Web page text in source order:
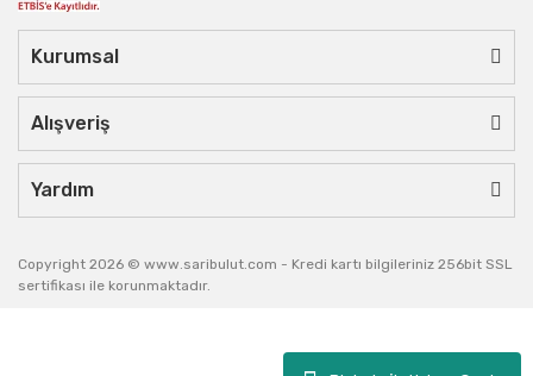
Kurumsal
Alışveriş
Yardım
Copyright 2026 © www.saribulut.com - Kredi kartı bilgileriniz 256bit SSL
sertifikası ile korunmaktadır.